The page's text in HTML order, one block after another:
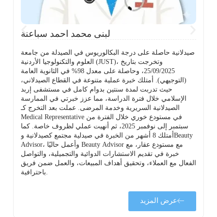
لبنى محمد احمد سباعنة
صيدلانية حاصلة على درجة البكالوريوس في الصيدلة من جامعة
العلوم والتكنولوجيا الأردنية (JUST)، وتخرجت بتاريخ
25/09/2025، وحاصلة على معدل 98% في الثانوية العامة
(التوجيهي). أمتلك خبرة عملية متنوعة في القطاع الصيدلاني،
حيث تدربت لمدة سنتين بدوام كامل في مستشفى إربد
الإسلامي خلال فترة الدراسة، مما عزز خبرتي في الممارسة
الصيدلانية السريرية وخدمة المرضى. عملت بعد التخرج كـ
Medical Representative في مستودع خوري خلال الفترة من
سبتمبر إلى نوفمبر 2025، ثم أنهيت عملي لظروف خاصة. كما
أمتلك 8 أشهر من الخبرة في صيدلية مجتمع كصيدلانية وBeauty
Advisor، وأعمل حاليًا Beauty Advisor مع مستودع عقار، مع
خبرة في تقديم الاستشارات الدوائية والتجميلية، والتواصل
الفعال مع العملاء، وتحقيق أهداف المبيعات، والعمل ضمن فريق
عرض المزيد